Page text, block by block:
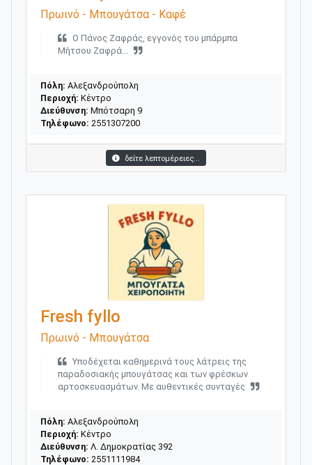
Πρωινό - Μπουγάτσα - Καφέ
Ο Πάνος Ζαφράς, εγγονός του μπάρμπα
Μήτσου Ζαφρά...
Πόλη: Αλεξανδρούπολη
Περιοχή: Κέντρο
Διεύθυνση: Μπότσαρη 9
Τηλέφωνο: 2551307200
δείτε λεπτομέρειες...
Fresh fyllo
Πρωινό - Μπουγάτσα
Yποδέχεται καθημερινά τους λάτρεις της
παραδοσιακής μπουγάτσας και των φρέσκων
αρτοσκευασμάτων. Με αυθεντικές συνταγές
Πόλη: Αλεξανδρούπολη
Περιοχή: Κέντρο
Διεύθυνση: Λ. Δημοκρατίας 392
Τηλέφωνο: 2551111984